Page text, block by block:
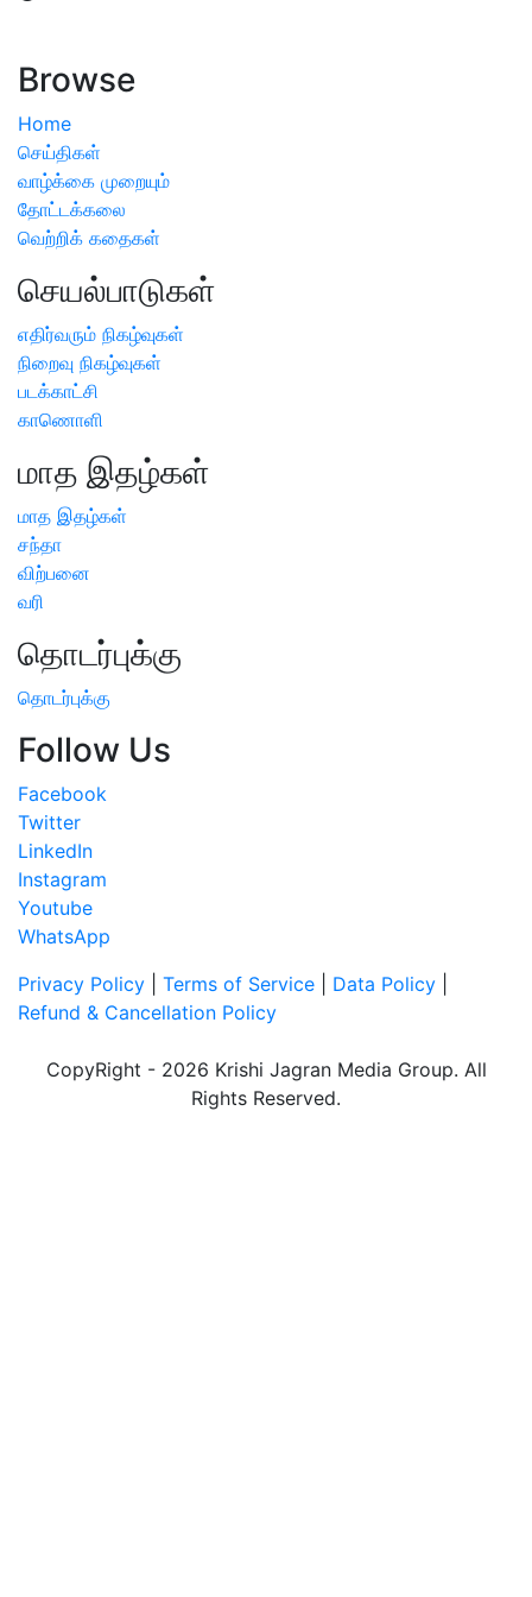
Browse
Home
செய்திகள்
வாழ்க்கை முறையும்
தோட்டக்கலை
வெற்றிக் கதைகள்
செயல்பாடுகள்
எதிர்வரும் நிகழ்வுகள்
நிறைவு நிகழ்வுகள்
படக்காட்சி
காணொளி
மாத இதழ்கள்
மாத இதழ்கள்
சந்தா
விற்பனை
வரி
தொடர்புக்கு
தொடர்புக்கு
Follow Us
Facebook
Twitter
LinkedIn
Instagram
Youtube
WhatsApp
Privacy Policy
Terms of Service Data Policy
Refund & Cancellation Policy
CopyRight - 2026 Krishi Jagran Media Group. All
Rights Reserved.